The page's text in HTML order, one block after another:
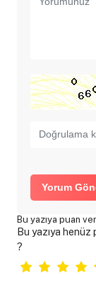
Yorum
Bu yazıya puan
Bu yazıya
?